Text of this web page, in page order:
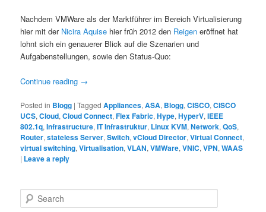
Nachdem VMWare als der Marktführer im Bereich Virtualisierung
hier mit der Nicira Aquise hier früh 2012 den Reigen eröffnet hat
lohnt sich ein genauerer Blick auf die Szenarien und
Aufgabenstellungen, sowie den Status-Quo:
Continue reading →
Posted in Blogg |Tagged Appliances,ASA, Blogg,CISCO,CISCO
UCS,Cloud,Cloud Connect,Flex Fabric,Hype,HyperV,IEEE
802.1q,Infrastructure,IT Infrastruktur, Linux KVM,Network,QoS,
Router,stateless Server,Switch,vCloud Director,Virtual Connect,
virtual switching,Virtualisation,VLAN,VMWare,VNIC,VPN,WAAS
| Leave a reply
e